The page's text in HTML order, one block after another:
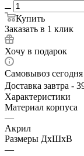
Купить
Заказать в 1 клик
Хочу в подарок
Самовывоз
Доставка завтра -
Характеристики
Материал корпуса
—
Акрил
Размеры ДхШхВ
—